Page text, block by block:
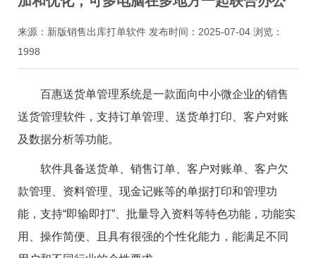
来源：新版销售出库打单软件 发布时间：2025-07-04 浏览：
1998
百惠送货单管理系统是一款面向中小微企业的销售
送货管理软件，支持订单管理、送货单打印、客户对账
及数据分析等功能。
软件具备送货单、销售订单、客户对账单、客户欠
款管理、资料管理、现金记账等的单据打印和管理功
能，支持“即输即打”、批量导入资料等特色功能，功能实
用、操作简便、且具有很强的个性化能力，能满足不同